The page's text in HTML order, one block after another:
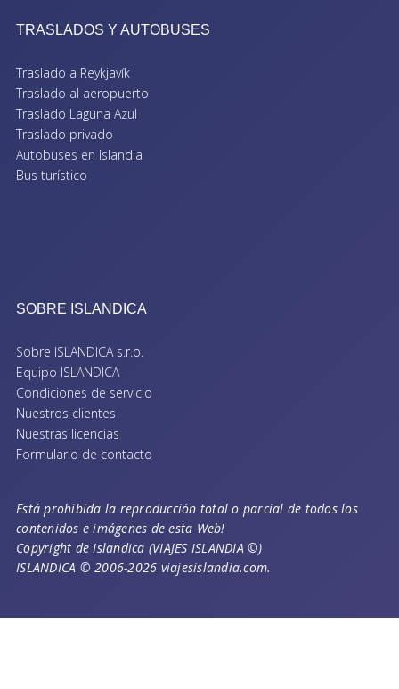
TRASLADOS Y AUTOBUSES
Traslado a Reykjavík
Traslado al aeropuerto
Traslado Laguna Azul
Traslado privado
Autobuses en Islandia
Bus turístico
SOBRE ISLANDICA
Sobre ISLANDICA s.r.o.
Equipo ISLANDICA
Condiciones de servicio
Nuestros clientes
Nuestras licencias
Formulario de contacto
Está prohibida la reproducción total o parcial de todos los
contenidos e imágenes de esta Web!
Copyright de Islandica (VIAJES ISLANDIA ©)
ISLANDICA © 2006-2026 viajesislandia.com.